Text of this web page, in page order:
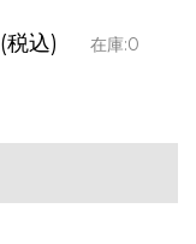
(税込) 在庫:0